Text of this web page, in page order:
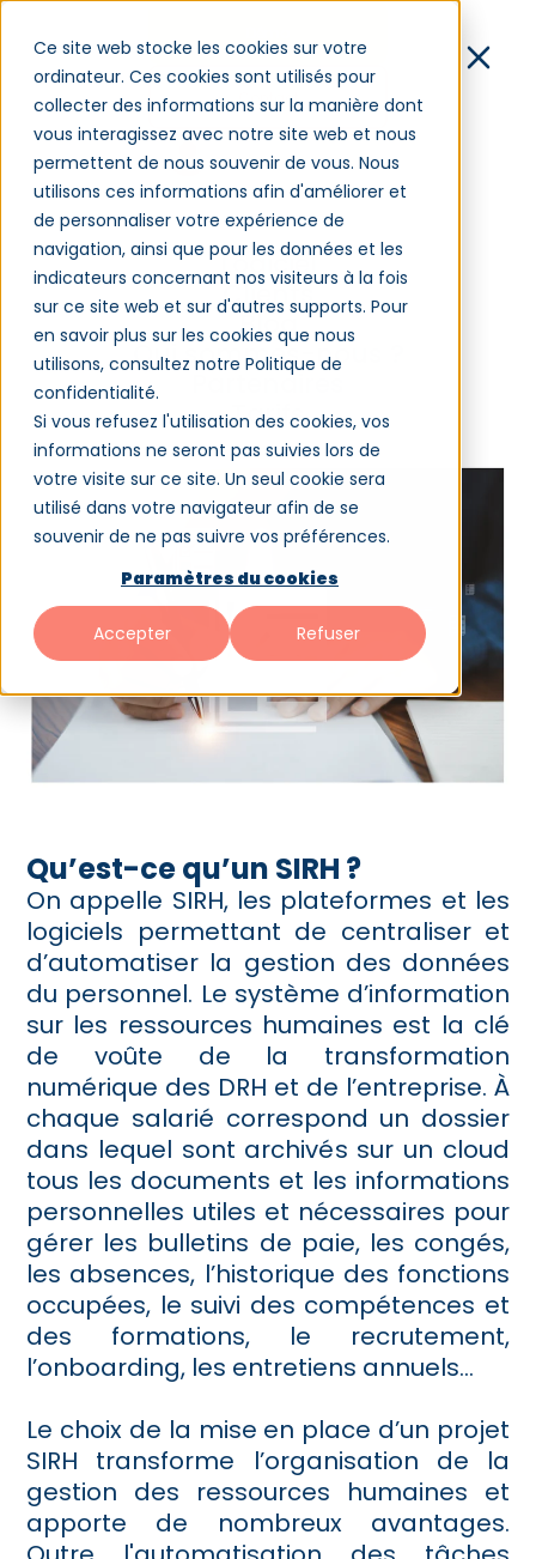
Ce site web stocke les cookies sur votre
ordinateur. Ces cookies sont utilisés pour
collecter des informations sur la manière dont
vous interagissez avec notre site web et nous
permettent de nous souvenir de vous. Nous
utilisons ces informations afin d'améliorer et
de personnaliser votre expérience de
navigation, ainsi que pour les données et les
indicateurs concernant nos visiteurs à la fois
sur ce site web et sur d'autres supports. Pour
en savoir plus sur les cookies que nous
utilisons, consultez notre Politique de
confidentialité.
Si vous refusez l'utilisation des cookies, vos
informations ne seront pas suivies lors de
votre visite sur ce site. Un seul cookie sera
utilisé dans votre navigateur afin de se
souvenir de ne pas suivre vos préférences.
Paramètres du cookies
Accepter Refuser
Contact
Connexion
Logiciel
Clients
Blog
Qui sommes-nous ?
Partenaires
Tarifs
SIRH
Un SIRH, système d’information sur les
ressources humaines, permet de
collecter, traiter et gérer les données
des collaborateurs. Pour ce qui
concerne la formation, il en facilite la
gestion et l’organisation. Définition.
Qu’est-ce qu’un SIRH ?
On appelle SIRH, les plateformes et les
logiciels permettant de centraliser et
d’automatiser la gestion des données
du personnel. Le système d’information
sur les ressources humaines est la clé
de voûte de la transformation
numérique des DRH et de l’entreprise. À
chaque salarié correspond un dossier
dans lequel sont archivés sur un cloud
tous les documents et les informations
personnelles utiles et nécessaires pour
gérer les bulletins de paie, les congés,
les absences, l’historique des fonctions
occupées, le suivi des compétences et
des formations, le recrutement,
l’onboarding, les entretiens annuels…
Le choix de la mise en place d’un projet
SIRH transforme l’organisation de la
gestion des ressources humaines et
apporte de nombreux avantages.